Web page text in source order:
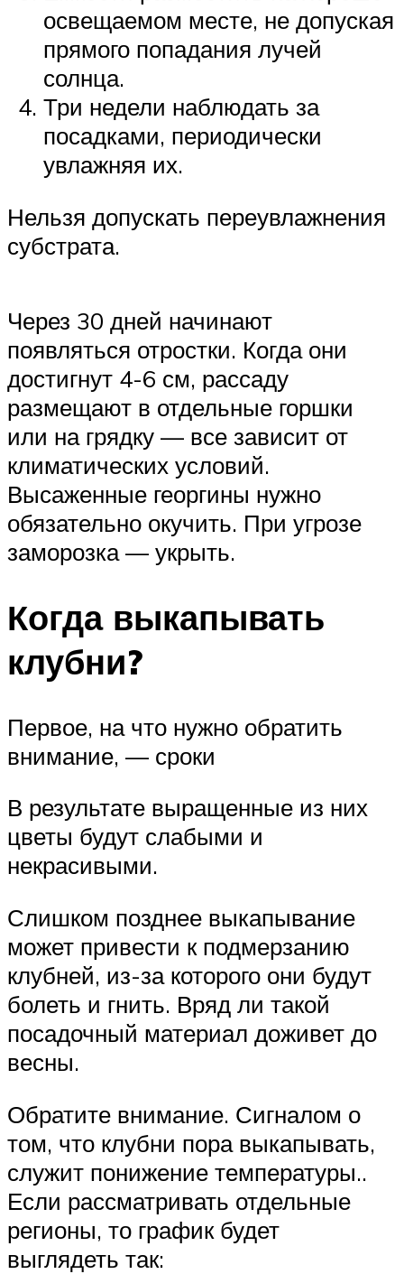
освещаемом месте, не допуская
прямого попадания лучей
солнца.
Три недели наблюдать за
посадками, периодически
увлажняя их.
Нельзя допускать переувлажнения
субстрата.
Через 30 дней начинают
появляться отростки. Когда они
достигнут 4-6 см, рассаду
размещают в отдельные горшки
или на грядку — все зависит от
климатических условий.
Высаженные георгины нужно
обязательно окучить. При угрозе
заморозка — укрыть.
Когда выкапывать
клубни?
Первое, на что нужно обратить
внимание, — сроки
В результате выращенные из них
цветы будут слабыми и
некрасивыми.
Слишком позднее выкапывание
может привести к подмерзанию
клубней, из-за которого они будут
болеть и гнить. Вряд ли такой
посадочный материал доживет до
весны.
Обратите внимание. Сигналом о
том, что клубни пора выкапывать,
служит понижение температуры..
Если рассматривать отдельные
регионы, то график будет
выглядеть так: